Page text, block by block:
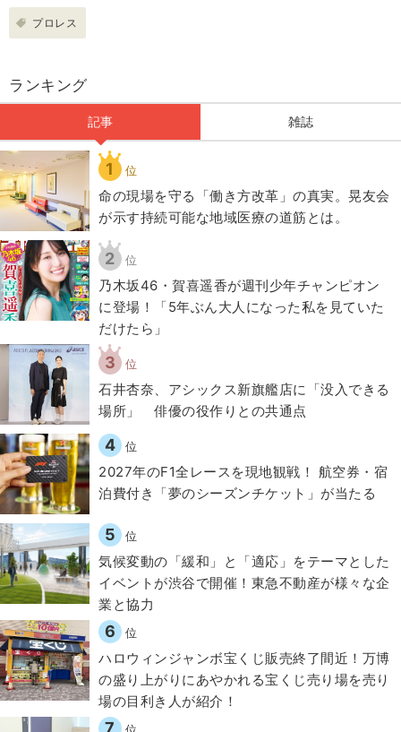
プロレス
ランキング
記事 雑誌
1 位
​命の現場を守る「働き方改革」の真実。晃友会
が示す持続可能な地域医療の道筋とは。
2 位
乃木坂46・賀喜遥香が週刊少年チャンピオン
に登場！「5年ぶん大人になった私を見ていた
だけたら」
3 位
石井杏奈、アシックス新旗艦店に「没入できる
場所」 俳優の役作りとの共通点
4 位
2027年のF1全レースを現地観戦！ 航空券・宿
泊費付き「夢のシーズンチケット」が当たる
5 位
気候変動の「緩和」と「適応」をテーマとした
イベントが渋谷で開催！東急不動産が様々な企
業と協力
6 位
ハロウィンジャンボ宝くじ販売終了間近！万博
の盛り上がりにあやかれる宝くじ売り場を売り
場の目利き人が紹介！